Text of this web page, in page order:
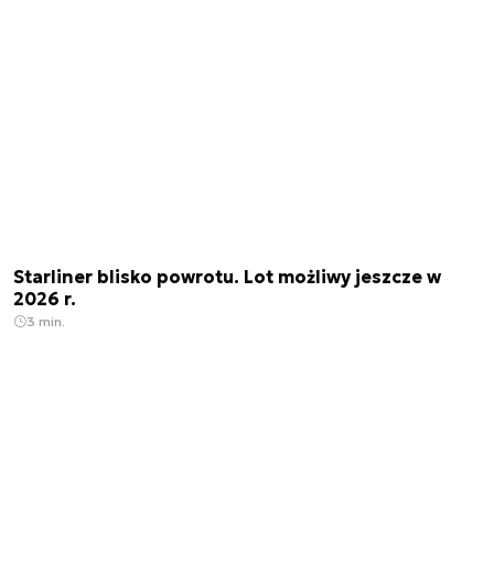
Starliner blisko powrotu. Lot możliwy jeszcze w
2026 r.
3 min.